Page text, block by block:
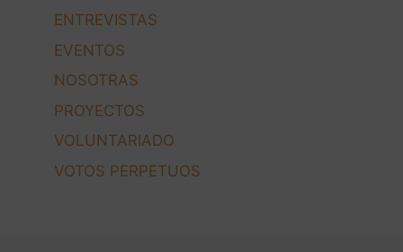
ENTREVISTAS
EVENTOS
NOSOTRAS
PROYECTOS
VOLUNTARIADO
VOTOS PERPETUOS